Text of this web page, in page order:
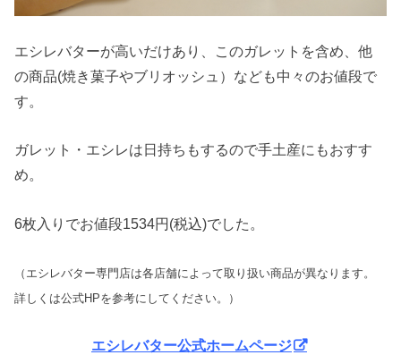
エシレバターが高いだけあり、このガレットを含め、他
の商品(焼き菓子やブリオッシュ）なども中々のお値段で
す。
ガレット・エシレは日持ちもするので手土産にもおすす
め。
6枚入りでお値段1534円(税込)でした。
（エシレバター専門店は各店舗によって取り扱い商品が異なります。
詳しくは公式HPを参考にしてください。）
エシレバター公式ホームページ